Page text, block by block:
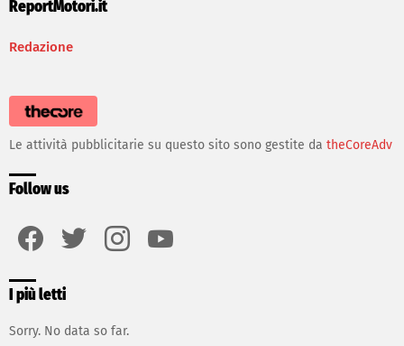
ReportMotori.it
Redazione
Le attività pubblicitarie su questo sito sono gestite da theCoreAdv
Follow us
I più letti
Sorry. No data so far.